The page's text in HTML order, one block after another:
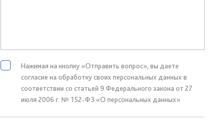
Нажимая на кнопку «Отправить вопрос», вы даете
согласие на обработку своих персональных данных в
соответствии со статьей 9 Федерального закона от 27
июля 2006 г. № 152-ФЗ «О персональных данных»